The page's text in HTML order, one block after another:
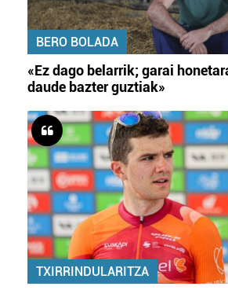
BERO BOLADA
«Ez dago belarrik; garai
daude bazter guztiak»
TXIRRINDULARITZA